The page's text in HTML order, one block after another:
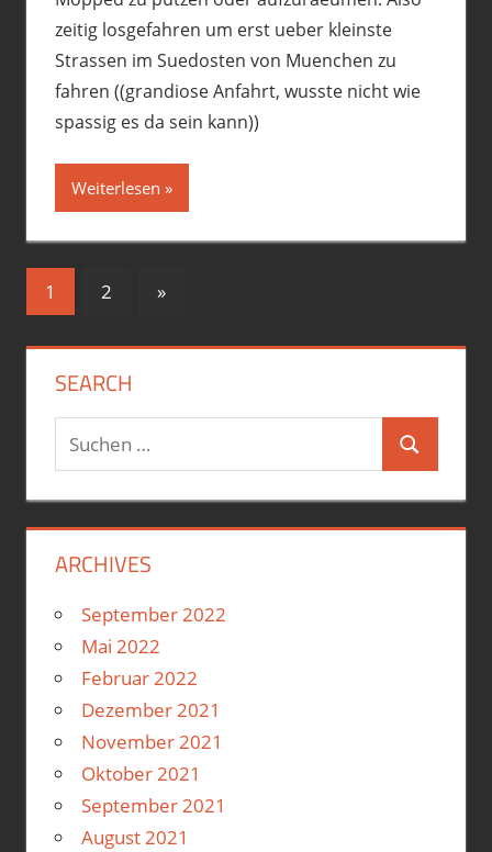
zeitig losgefahren um erst ueber kleinste
Strassen im Suedosten von Muenchen zu
fahren ((grandiose Anfahrt, wusste nicht wie
spassig es da sein kann))
Weiterlesen
Seitennummerierung
Beiträge
1 2
Nächste
»
SEARCH
Suchen
nach:
Suchen
ARCHIVES
September 2022
Mai 2022
Februar 2022
Dezember 2021
November 2021
Oktober 2021
September 2021
August 2021